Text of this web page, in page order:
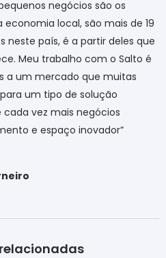
negócios são os
local, são mais de 19
neste país, é a partir deles que
Meu trabalho com o Salto é
a um mercado que muitas
um tipo de solução
vez mais negócios
e espaço inovador”